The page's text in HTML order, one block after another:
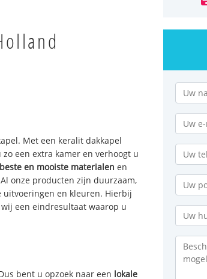
Met een keralit dakkapel
een extra kamer en verhoogt u
beste en mooiste materialen en
onze producten zijn duurzaam,
en kleuren. Hierbij
een eindresultaat waarop u
bent u opzoek naar een lokale